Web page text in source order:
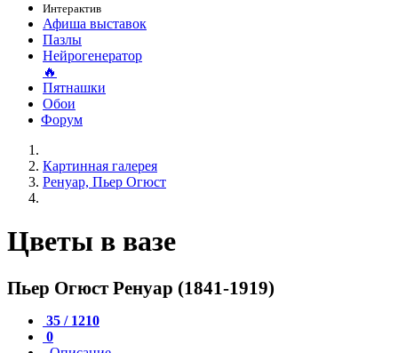
Интерактив
Афиша выставок
Пазлы
Нейрогенератор
🔥
Пятнашки
Обои
Форум
Картинная галерея
Ренуар, Пьер Огюст
Цветы в вазе
Пьер Огюст Ренуар (1841-1919)
35 / 1210
0